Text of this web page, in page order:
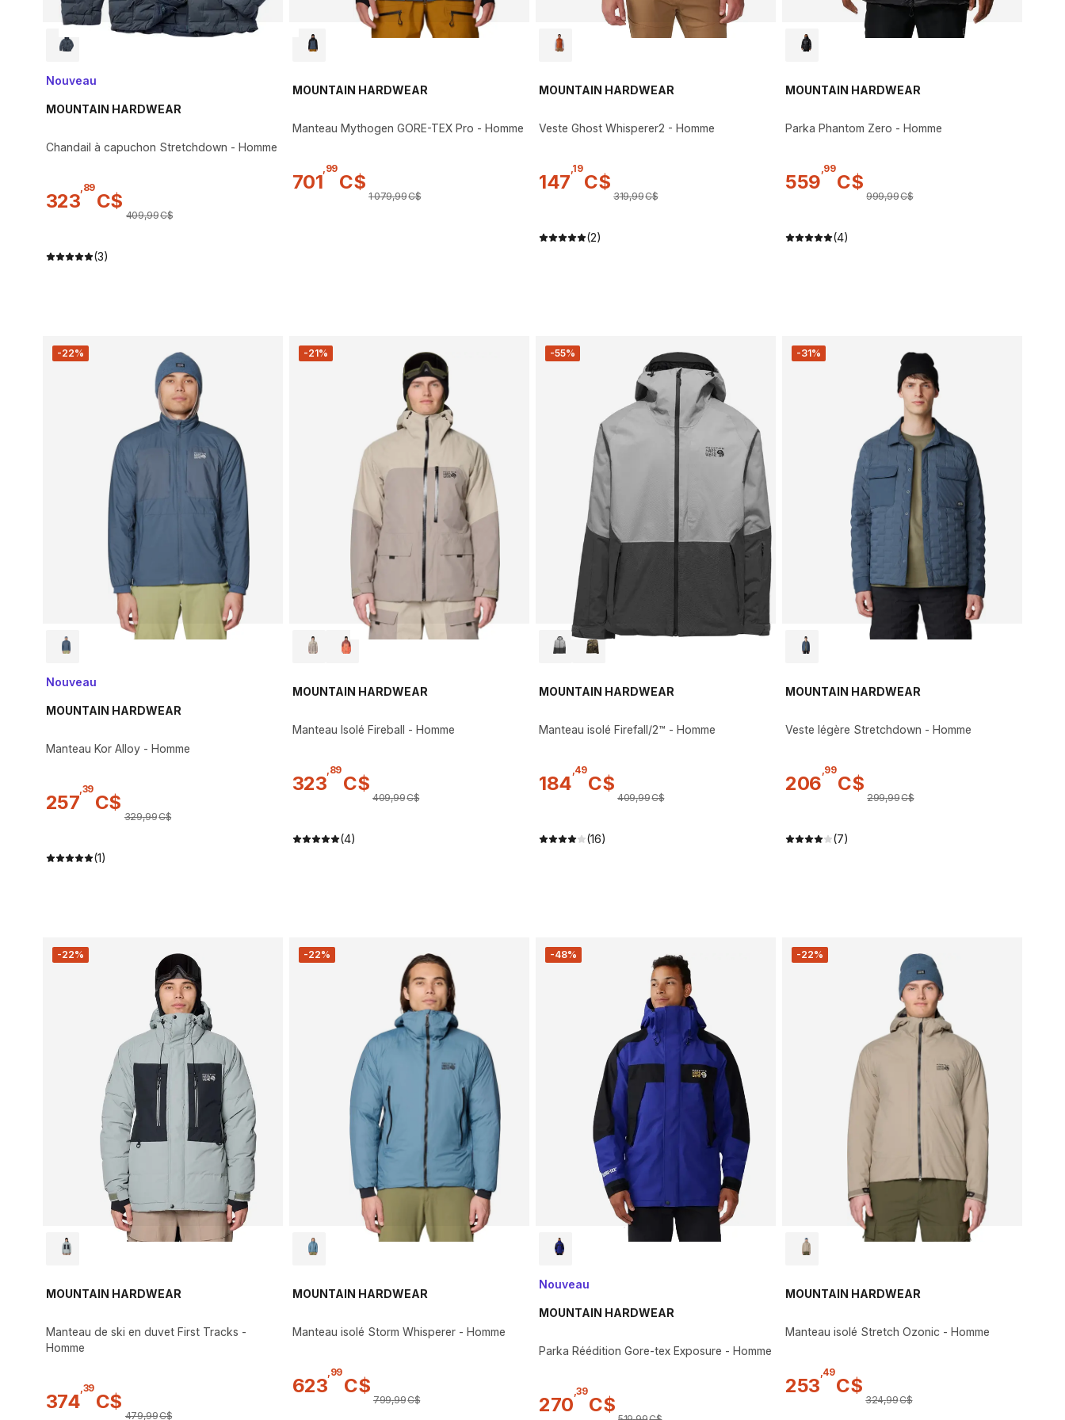
Nouveau
MOUNTAIN HARDWEAR
Chandail à capuchon Stretchdown - Homme
323
89
C$
409,99C$
(3)
MOUNTAIN HARDWEAR
Manteau Mythogen GORE-TEX Pro - Homme
701
99
C$
1 079,99C$
MOUNTAIN HARDWEAR
Veste Ghost Whisperer2 - Homme
147
19
C$
319,99C$
(2)
MOUNTAIN HARDWEAR
Parka Phantom Zero - Homme
559
99
C$
999,99C$
(4)
-22%
Nouveau
MOUNTAIN HARDWEAR
Manteau Kor Alloy - Homme
257
,39
C$
329,99C$
(1)
-21%
MOUNTAIN HARDWEAR
Manteau Isolé Fireball - Homme
323
,89
C$
409,99C$
(4)
-55%
MOUNTAIN HARDWEAR
Manteau isolé Firefall/2™ - Homme
184
,49
C$
409,99C$
(16)
-31%
MOUNTAIN HARDWEAR
Veste légère Stretchdown - Homme
206
,99
C$
299,99C$
(7)
-22%
MOUNTAIN HARDWEAR
Manteau de ski en duvet First Tracks -
Homme
374
,39
C$
479,99C$
-22%
MOUNTAIN HARDWEAR
Manteau isolé Storm Whisperer - Homme
623
,99
C$
799,99C$
-48%
Nouveau
MOUNTAIN HARDWEAR
Parka Réédition Gore-tex Exposure - Homme
270
,39
C$
-22%
MOUNTAIN HARDWEAR
Manteau isolé Stretch Ozonic - Homme
253
,49
C$
324,99C$